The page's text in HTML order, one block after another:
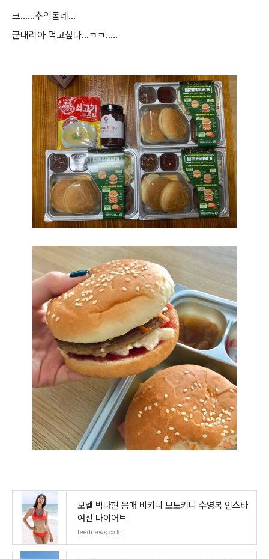
크......추억돋네...
군대리아 먹고싶다...ㅋㅋ.....
모델 박다현 몸매 비키니 모노키니 수영복 인스타
여신 다이어트
feednews.co.kr